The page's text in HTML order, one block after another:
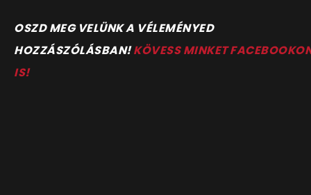
OSZD MEG VELÜNK A VÉLEMÉNYED
HOZZÁSZÓLÁSBAN!KÖVESS MINKET
IS!